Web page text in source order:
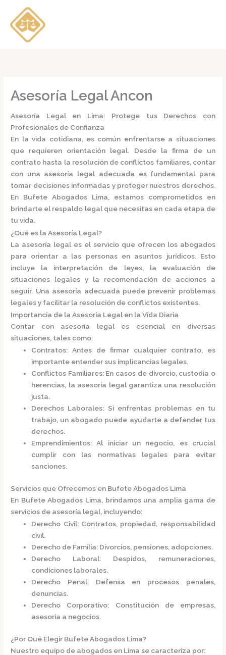
contenido
Asesoría Legal Ancon
Asesoría Legal en Lima: Protege tus Derechos con
Profesionales de Confianza
En la vida cotidiana, es común enfrentarse a situaciones
que requieren orientación legal. Desde la firma de un
contrato hasta la resolución de conflictos familiares, contar
con una asesoría legal adecuada es fundamental para
tomar decisiones informadas y proteger nuestros derechos.
En Bufete Abogados Lima, estamos comprometidos en
brindarte el respaldo legal que necesitas en cada etapa de
tu vida.​
¿Qué es la Asesoría Legal?
La asesoría legal es el servicio que ofrecen los abogados
para orientar a las personas en asuntos jurídicos. Esto
incluye la interpretación de leyes, la evaluación de
situaciones legales y la recomendación de acciones a
seguir. Una asesoría adecuada puede prevenir problemas
legales y facilitar la resolución de conflictos existentes.​
Importancia de la Asesoría Legal en la Vida Diaria
Contar con asesoría legal es esencial en diversas
situaciones, tales como:​
Contratos: Antes de firmar cualquier contrato, es
importante entender sus implicancias legales.
Conflictos Familiares: En casos de divorcio, custodia o
herencias, la asesoría legal garantiza una resolución
justa.
Derechos Laborales: Si enfrentas problemas en tu
trabajo, un abogado puede ayudarte a defender tus
derechos.
Emprendimientos: Al iniciar un negocio, es crucial
cumplir con las normativas legales para evitar
sanciones.​
Servicios que Ofrecemos en Bufete Abogados Lima
En Bufete Abogados Lima, brindamos una amplia gama de
servicios de asesoría legal, incluyendo:​
Derecho Civil: Contratos, propiedad, responsabilidad
civil.
Derecho de Familia: Divorcios, pensiones, adopciones.
Derecho Laboral: Despidos, remuneraciones,
condiciones laborales.
Derecho Penal: Defensa en procesos penales,
denuncias.
Derecho Corporativo: Constitución de empresas,
asesoría a negocios.​
¿Por Qué Elegir Bufete Abogados Lima?
Nuestro equipo de abogados en Lima se caracteriza por:​